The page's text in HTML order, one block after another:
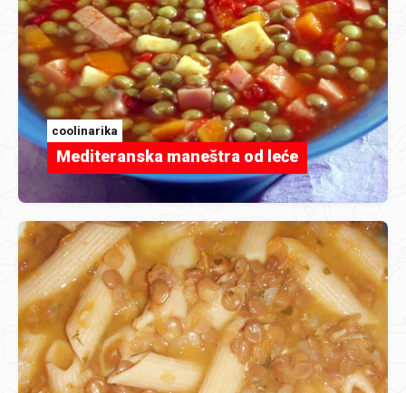
coolinarika
Mediteranska maneštra od leće